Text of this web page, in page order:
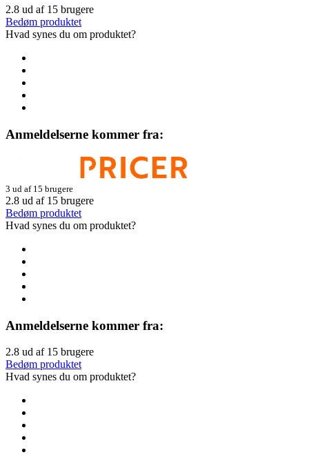
2.8 ud af 15 brugere
Bedøm produktet
Hvad synes du om produktet?
Anmeldelserne kommer fra:
3 ud af 15 brugere
2.8 ud af 15 brugere
Bedøm produktet
Hvad synes du om produktet?
Anmeldelserne kommer fra:
2.8 ud af 15 brugere
Bedøm produktet
Hvad synes du om produktet?